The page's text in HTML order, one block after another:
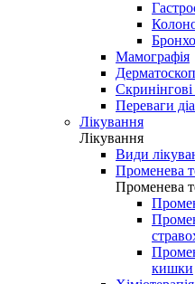
Мамографія
Переваги
Лікування
Лікування
Види
Променева
Променева
кишки